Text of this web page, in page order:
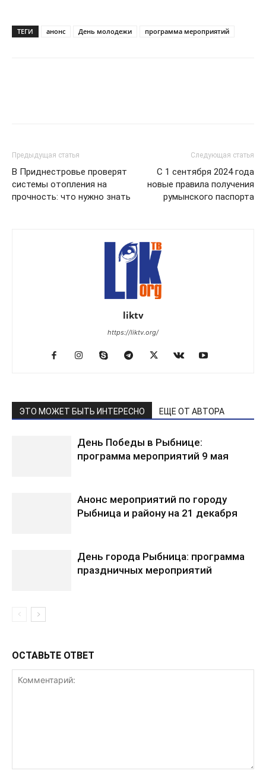
ТЕГИ анонс День молодежи программа мероприятий
Предыдущая статья
В Приднестровье проверят
системы отопления на
прочность: что нужно знать
Следующая статья
С 1 сентября 2024 года
новые правила получения
румынского паспорта
liktv
https://liktv.org/
ЭТО МОЖЕТ БЫТЬ ИНТЕРЕСНО ЕЩЕ ОТ АВТОРА
День Победы в Рыбнице:
программа мероприятий 9 мая
Анонс мероприятий по городу
Рыбница и району на 21 декабря
День города Рыбница: программа
праздничных мероприятий
ОСТАВЬТЕ ОТВЕТ